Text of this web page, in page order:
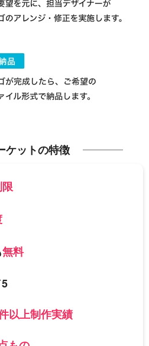
ケットの特徴
無料
以上制作実績